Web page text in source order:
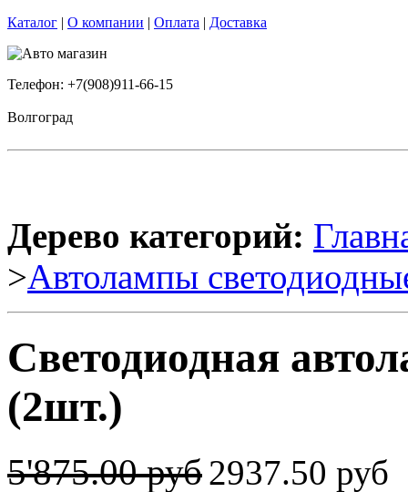
Каталог | О компании | Оплата | Доставка
Телефон: +7(908)911-66-15
Волгоград
Дерево категорий:
>Автолампы
Светодиодная
(2шт.)
5'875.00 руб2937.50 руб